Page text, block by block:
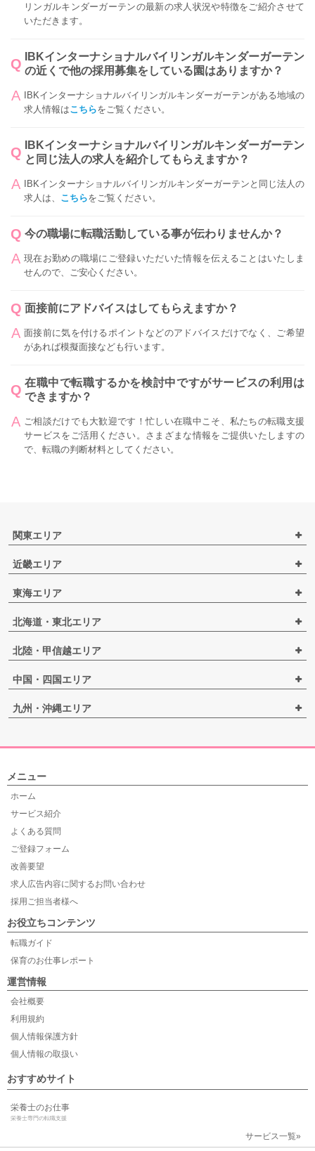
リンガルキンダーガーテンの最新の求人状況や特徴をご紹介させて
いただきます。
IBKインターナショナルバイリンガルキンダーガーテン
の近くで他の採用募集をしている園はありますか？
IBKインターナショナルバイリンガルキンダーガーテンがある地域の
求人情報はこちらをご覧ください。
IBKインターナショナルバイリンガルキンダーガーテン
と同じ法人の求人を紹介してもらえますか？
IBKインターナショナルバイリンガルキンダーガーテンと同じ法人の
求人は、 こちらをご覧ください。
今の職場に転職活動している事が伝わりませんか？
現在お勤めの職場にご登録いただいた情報を伝えることはいたしま
せんので、ご安心ください。
面接前にアドバイスはしてもらえますか？
面接前に気を付けるポイントなどのアドバイスだけでなく、ご希望
があれば模擬面接なども行います。
在職中で転職するかを検討中ですがサービスの利用は
できますか？
ご相談だけでも大歓迎です！忙しい在職中こそ、私たちの転職支援
サービスをご活用ください。さまざまな情報をご提供いたしますの
で、転職の判断材料としてください。
関東エリア
近畿エリア
東海エリア
北海道・東北エリア
北陸・甲信越エリア
中国・四国エリア
九州・沖縄エリア
メニュー
ホーム
サービス紹介
よくある質問
ご登録フォーム
改善要望
求人広告内容に関するお問い合わせ
採用ご担当者様へ
お役立ちコンテンツ
転職ガイド
保育のお仕事レポート
運営情報
会社概要
利用規約
個人情報保護方針
個人情報の取扱い
おすすめサイト
栄養士のお仕事
栄養士専門の転職支援
サービス一覧»